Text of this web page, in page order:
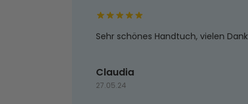
Sehr schönes Handtuch, vielen
Claudia
27.05.24